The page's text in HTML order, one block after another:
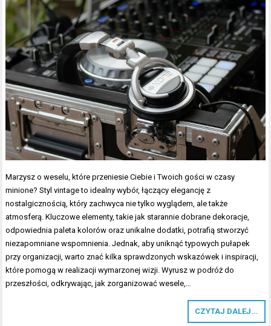
Marzysz o weselu, które przeniesie Ciebie i Twoich gości w czasy
minione? Styl vintage to idealny wybór, łączący elegancję z
nostalgicznością, który zachwyca nie tylko wyglądem, ale także
atmosferą. Kluczowe elementy, takie jak starannie dobrane dekoracje,
odpowiednia paleta kolorów oraz unikalne dodatki, potrafią stworzyć
niezapomniane wspomnienia. Jednak, aby uniknąć typowych pułapek
przy organizacji, warto znać kilka sprawdzonych wskazówek i inspiracji,
które pomogą w realizacji wymarzonej wizji. Wyrusz w podróż do
przeszłości, odkrywając, jak zorganizować wesele,…
CZYTAJ DALEJ...